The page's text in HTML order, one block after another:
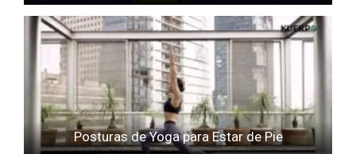
Posturas de Yoga para Estar de Pie